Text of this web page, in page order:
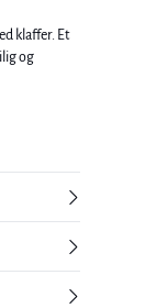
klaffer. Et
og